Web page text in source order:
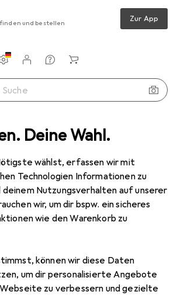
Deine Wahl.
wählst, erfassen wir mit
Technologien Informationen zu
Nutzungsverhalten auf unserer
wir, um dir bspw. ein sicheres
wie den Warenkorb zu
können wir diese Daten
um dir personalisierte Angebote
zu verbessern und gezielte
und bestellen Zur App
StarTech Component / VGA (Pc) To HDMI
5 Bilder
/ VGA (Pc) To